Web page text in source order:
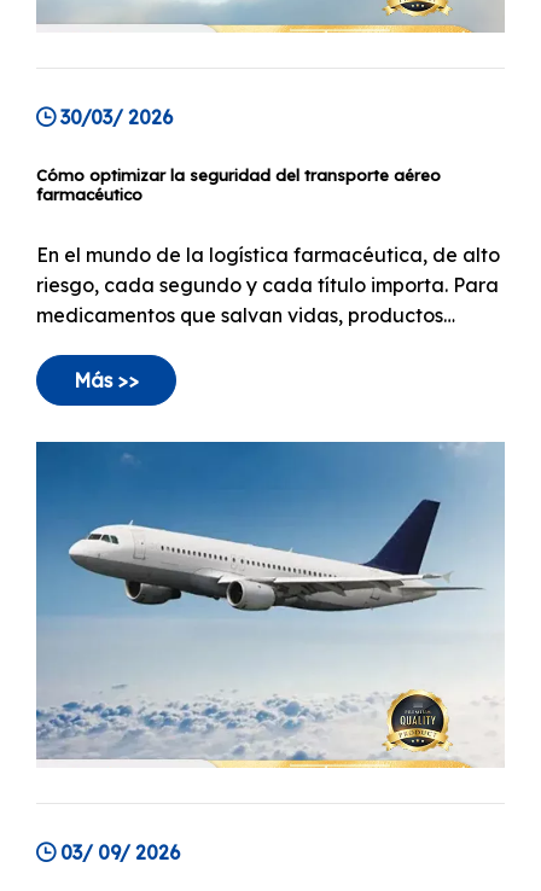
30/03/ 2026
Cómo optimizar la seguridad del transporte aéreo
riesgo, cada segundo y cada título importa. Para
medicamentos que salvan vidas, productos
biológicos de alto valor y materiales sensibles
para ensayos clínicos, Air Freight se ha convertido
en el estándar de oro.
03/ 09/ 2026
Cómo elegir el proveedor de servicios de transporte